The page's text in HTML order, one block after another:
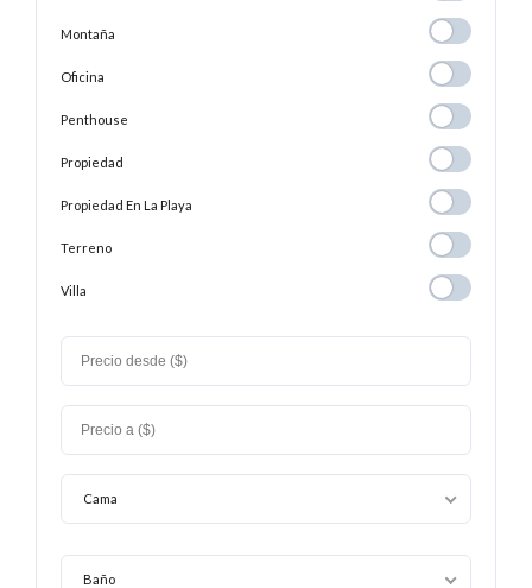
Montaña Montaña
Oficina
Penthouse Penthouse
Propiedad Propiedad
Propiedad En La Playa
Propiedad En
La
Playa
Terreno
Villa
Cama
Baño